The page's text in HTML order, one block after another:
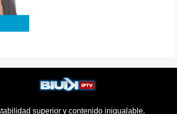
superior y contenido inigualable.